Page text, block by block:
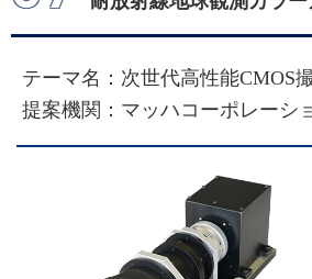
テーマ名：次世代高性能CMOS
提案機関：マッハコーポレーシ